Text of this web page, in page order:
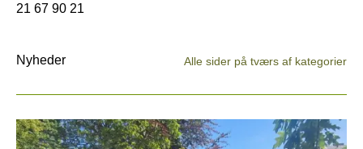
21 67 90 21
Nyheder Alle sider på tværs af kategorier